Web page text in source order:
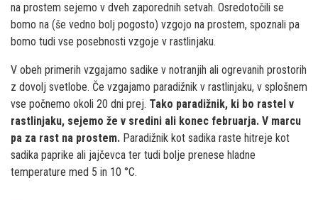
na prostem sejemo v dveh zaporednih setvah. Osredotočili se
bomo na (še vedno bolj pogosto) vzgojo na prostem, spoznali pa
bomo tudi vse posebnosti vzgoje v rastlinjaku.
V obeh primerih vzgajamo sadike v notranjih ali ogrevanih prostorih
z dovolj svetlobe. Če vzgajamo paradižnik v rastlinjaku, v splošnem
vse počnemo okoli 20 dni prej. Tako paradižnik, ki bo rastel v
rastlinjaku, sejemo že v sredini ali konec februarja. V marcu
pa za rast na prostem. Paradižnik kot sadika raste hitreje kot
sadika paprike ali jajčevca ter tudi bolje prenese hladne
temperature med 5 in 10 °C.